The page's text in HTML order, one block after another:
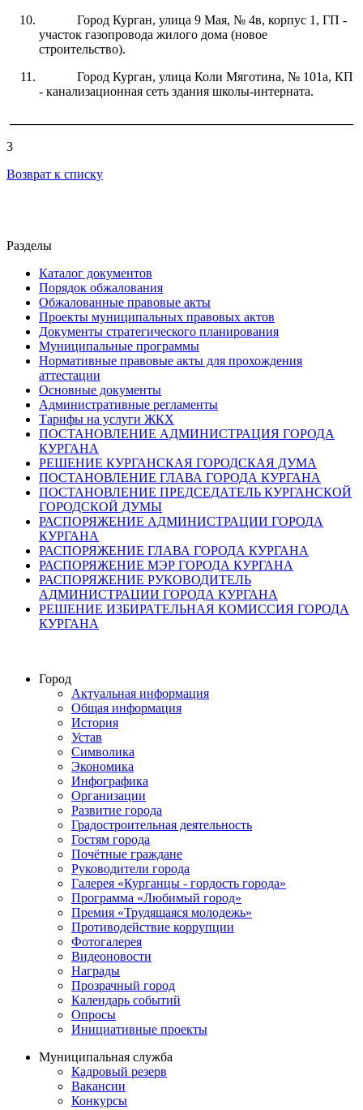
Город Курган, улица 9 Мая, № 4в, корпус 1, ГП -
участок газопровода жилого дома (новое
строительство).
Город Курган, улица Коли Мяготина, № 101а, КП
- канализационная сеть здания школы-интерната.
3
Возврат к списку
Разделы
Каталог документов
Порядок обжалования
Обжалованные правовые акты
Проекты муниципальных правовых актов
Документы стратегического планирования
Муниципальные программы
Нормативные правовые акты для прохождения
аттестации
Основные документы
Административные регламенты
Тарифы на услуги ЖКХ
ПОСТАНОВЛЕНИЕ АДМИНИСТРАЦИЯ ГОРОДА
КУРГАНА
РЕШЕНИЕ КУРГАНСКАЯ ГОРОДСКАЯ ДУМА
ПОСТАНОВЛЕНИЕ ГЛАВА ГОРОДА КУРГАНА
ПОСТАНОВЛЕНИЕ ПРЕДСЕДАТЕЛЬ КУРГАНСКОЙ
ГОРОДСКОЙ ДУМЫ
РАСПОРЯЖЕНИЕ АДМИНИСТРАЦИИ ГОРОДА
КУРГАНА
РАСПОРЯЖЕНИЕ ГЛАВА ГОРОДА КУРГАНА
РАСПОРЯЖЕНИЕ МЭР ГОРОДА КУРГАНА
РАСПОРЯЖЕНИЕ РУКОВОДИТЕЛЬ
АДМИНИСТРАЦИИ ГОРОДА КУРГАНА
РЕШЕНИЕ ИЗБИРАТЕЛЬНАЯ КОМИССИЯ ГОРОДА
КУРГАНА
Город
Актуальная информация
Общая информация
История
Устав
Символика
Экономика
Инфографика
Организации
Развитие города
Градостроительная деятельность
Гостям города
Почётные граждане
Руководители города
Галерея «Курганцы - гордость города»
Программа «Любимый город»
Премия «Трудящаяся молодежь»
Противодействие коррупции
Фотогалерея
Видеоновости
Награды
Прозрачный город
Календарь событий
Опросы
Инициативные проекты
Муниципальная служба
Кадровый резерв
Вакансии
Конкурсы